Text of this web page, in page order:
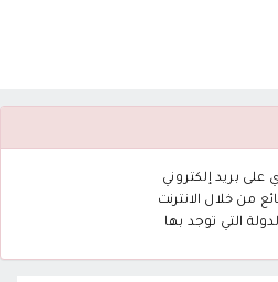
على بريد إلكتروني
من خلال الانترنت
التي توجد بها